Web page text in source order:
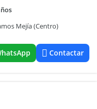
Mejía (Centro)
Contactar